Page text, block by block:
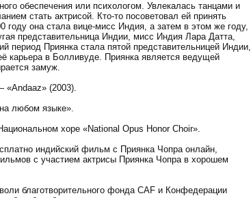
обеспечения или психологом. Увлекалась танцами и
стать актрисой. Кто-то посоветовал ей принять
году она стала вице-мисс Индия, а затем в этом же году,
представительница Индии, мисс Индия Лара Датта,
период Приянка стала пятой представительницей Индии,
карьера в Болливуде. Приянка является ведущей
замуж.
«Andaaz» (2003).
любом языке».
хоре «National Opus Honor Choir».
индийский фильм с Приянка Чопра онлайн,
с участием актрисы Приянка Чопра в хорошем
благотворительного фонда CAF и Конфедерации